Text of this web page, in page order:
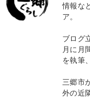
情報な
ア。
ブログ
月に月
を執筆
三郷市
外の近